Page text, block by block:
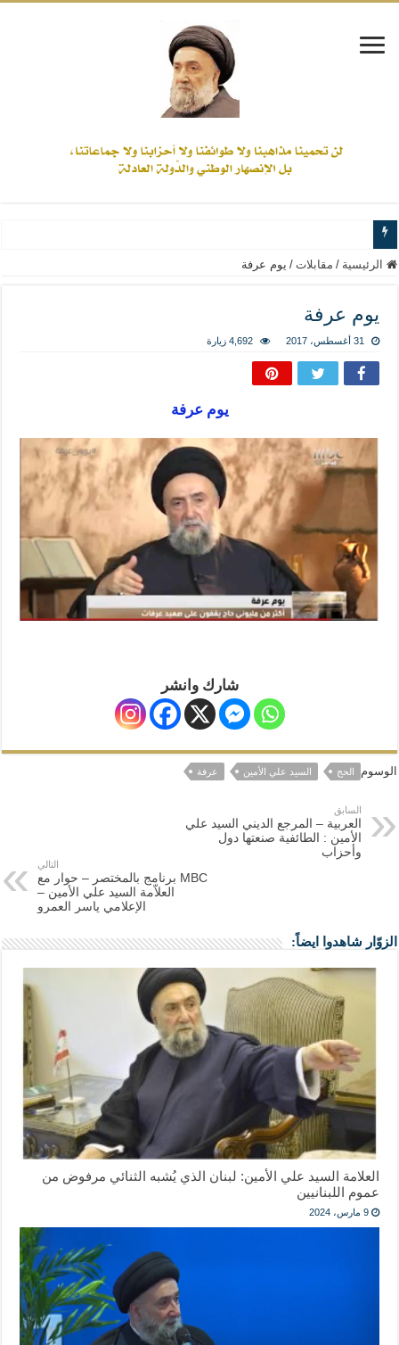
www.alamine.net
إذا كان التسنن هو الإيمان بسنة رسول الله ( صلى الله عليه وآله) فكلّ
علاقات المذاهب والأديان لا يجوز أن تكون على حساب الأوطان
لن تحمينا مذاهبنا ولا طوائفنا ولا أحزابنا ولا جماعاتنا، بل الإنصهار الوطني والدولة
المتهاون بوطنه متهاون بدينه حتماً
نسج العلاقة مع الآخر تكون من خلال منظومة القيم و المبادئ الانسانية التي تجعل
الرئيسية / مقابلات / يوم عرفة
يوم عرفة
31 أغسطس، 2017 4,692 زيارة
يوم عرفة
شارك وانشر
الوسوم الحج السيد علي الأمين عرفة
السابق
العربية – المرجع الديني السيد علي
الأمين : الطائفية صنعتها دول
وأحزاب
التالي
MBC برنامج بالمختصر – حوار مع
العلاّمة السيد علي الأمين –
الإعلامي ياسر العمرو
الزوّار شاهدوا ايضاً:
العلامة السيد علي الأمين: لبنان الذي يُشبه الثنائي مرفوض من
عموم اللبنانيين
9 مارس، 2024